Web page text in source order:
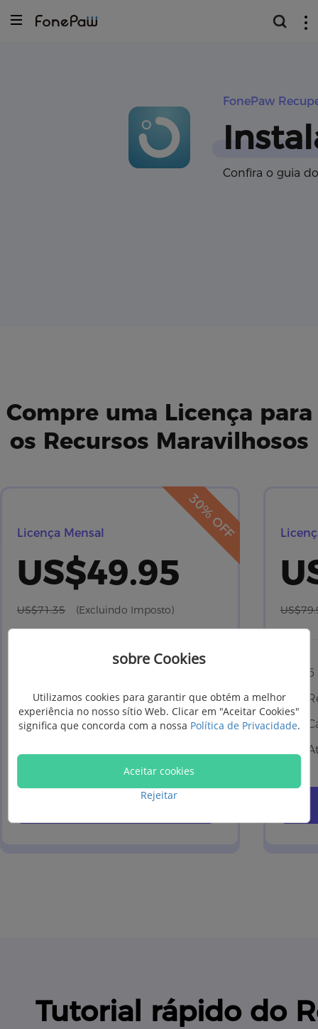
FonePaw
Confira o guia
Compre uma Licença para
os Recursos Maravilhosos
30% OFF
Licença Mensal
US$49.95
US$71.35 (Excluindo Imposto)
Renovação automática
Cancelar a qualquer momento
Comprar Agora
Tutorial rápido do
sobre Cookies
Utilizamos cookies para garantir que obtém a melhor
experiência no nosso sítio Web. Clicar em "Aceitar Cookies"
significa que concorda com a nossa Política de Privacidade.
Aceitar cookies
Rejeitar